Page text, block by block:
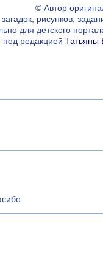
© Автор
загадок, рисунков,
для детского
редакцией Татьяны